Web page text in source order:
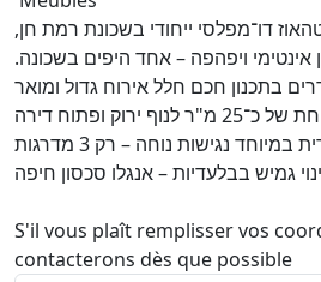
דו־מפלסי ייחודי בשכונת רמת חן,
אינטימי ויפהפה – אחד היפים בשכונה.
מ"ר בנוי | 4 חדרים בתכנון חכם חלל אירוח גדול ומואר
עם יציאה למרפסת מרווחת של כ־25 מ"ר לנוף ירוק ופתוח דירה
שקטה, מוארת ואוורירית במיוחד נגישות נוחה – רק 3 מדרגות
גמיש בבלעדיות – אנגלו סכסון חיפה
S'il vous plaît remplisser vos
contacterons dès que possible